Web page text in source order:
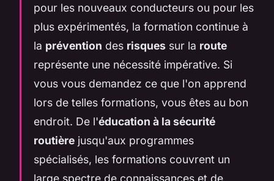
pour les nouveaux conducteurs ou pour les
plus expérimentés, la formation continue à
la prévention des risques sur la route
représente une nécessité impérative. Si
vous vous demandez ce que l'on apprend
lors de telles formations, vous êtes au bon
endroit. De l'éducation à la sécurité
routière jusqu'aux programmes
spécialisés, les formations couvrent un
large spectre de connaissances et de